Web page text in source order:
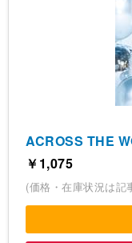
ACROSS THE
￥1,075
(価格・在庫状況は記